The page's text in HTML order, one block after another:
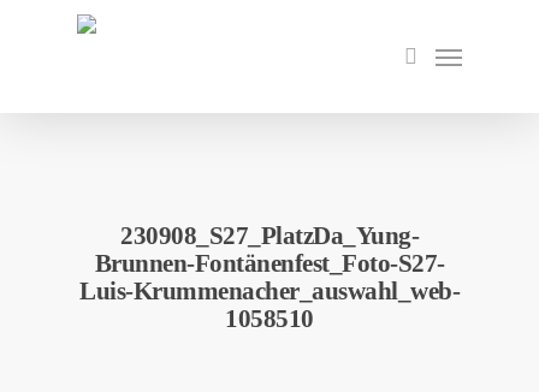
search
Menu
230908_S27_PlatzDa_Yung-
Brunnen-Fontänenfest_Foto-S27-
Luis-Krummenacher_auswahl_web-
1058510